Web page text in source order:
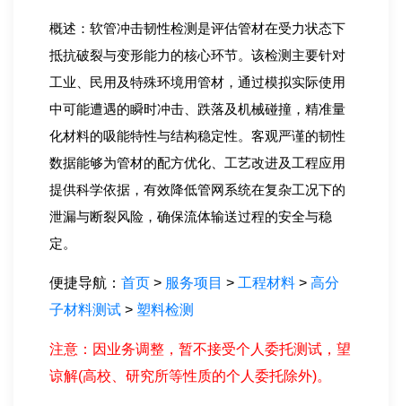
概述：软管冲击韧性检测是评估管材在受力状态下
抵抗破裂与变形能力的核心环节。该检测主要针对
工业、民用及特殊环境用管材，通过模拟实际使用
中可能遭遇的瞬时冲击、跌落及机械碰撞，精准量
化材料的吸能特性与结构稳定性。客观严谨的韧性
数据能够为管材的配方优化、工艺改进及工程应用
提供科学依据，有效降低管网系统在复杂工况下的
泄漏与断裂风险，确保流体输送过程的安全与稳
定。
便捷导航： 首页 > 服务项目 > 工程材料 > 高分
子材料测试 > 塑料检测
注意：因业务调整，暂不接受个人委托测试，望
谅解(高校、研究所等性质的个人委托除外)。